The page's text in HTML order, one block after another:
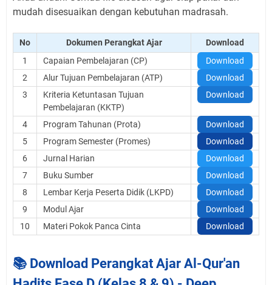
mudah disesuaikan dengan kebutuhan madrasah.
No Dokumen Perangkat Ajar
Download
1
Capaian Pembelajaran (CP)
Download
2
Alur Tujuan Pembelajaran (ATP)
Download
3
Kriteria Ketuntasan Tujuan
Pembelajaran (KKTP)
Download
4 Program Tahunan (Prota)
Download
5
Program Semester (Promes)
Download
6
Jurnal Harian
Download
7
Buku Sumber
Download
8
Lembar Kerja Peserta Didik (LKPD)
Download
9
Modul Ajar
Download
10
Materi Pokok Panca Cinta Download
📚 Download Perangkat Ajar Al-Qur'an